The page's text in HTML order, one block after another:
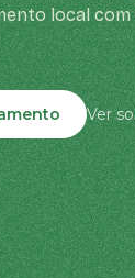
local com
Ver